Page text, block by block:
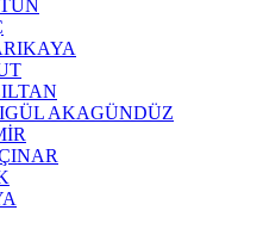
AKAGÜNDÜZ